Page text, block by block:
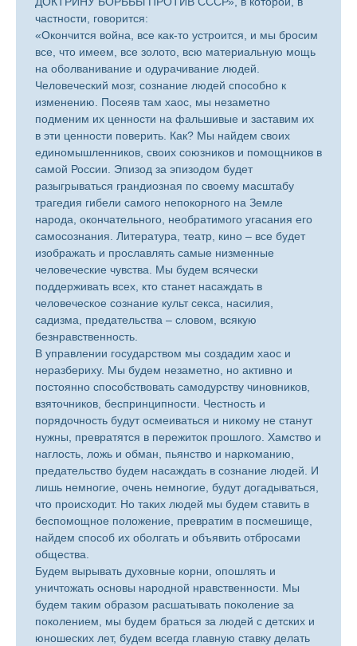
частности, говорится:
«Окончится война, все как-то устроится, и мы бросим
все, что имеем, все золото, всю материальную мощь
на оболванивание и одурачивание людей.
Человеческий мозг, сознание людей способно к
изменению. Посеяв там хаос, мы незаметно
подменим их ценности на фальшивые и заставим их
в эти ценности поверить. Как? Мы найдем своих
единомышленников, своих союзников и помощников в
самой России. Эпизод за эпизодом будет
разыгрываться грандиозная по своему масштабу
трагедия гибели самого непокорного на Земле
народа, окончательного, необратимого угасания его
самосознания. Литература, театр, кино – все будет
изображать и прославлять самые низменные
человеческие чувства. Мы будем всячески
поддерживать всех, кто станет насаждать в
человеческое сознание культ секса, насилия,
садизма, предательства – словом, всякую
безнравственность.
В управлении государством мы создадим хаос и
неразбериху. Мы будем незаметно, но активно и
постоянно способствовать самодурству чиновников,
взяточников, беспринципности. Честность и
порядочность будут осмеиваться и никому не станут
нужны, превратятся в пережиток прошлого. Хамство и
наглость, ложь и обман, пьянство и наркоманию,
предательство будем насаждать в сознание людей. И
лишь немногие, очень немногие, будут догадываться,
что происходит. Но таких людей мы будем ставить в
беспомощное положение, превратим в посмешище,
найдем способ их оболгать и объявить отбросами
общества.
Будем вырывать духовные корни, опошлять и
уничтожать основы народной нравственности. Мы
будем таким образом расшатывать поколение за
поколением, мы будем браться за людей с детских и
юношеских лет, будем всегда главную ставку делать